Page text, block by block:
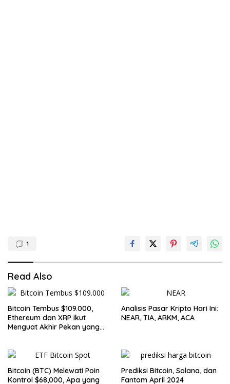
1
Read Also
Bitcoin Tembus $109.000,
Ethereum dan XRP Ikut
Menguat Akhir Pekan yang
Analisis Pasar Kripto Hari Ini:
NEAR, TIA, ARKM, ACA
Bitcoin (BTC) Melewati Poin
Kontrol $68,000, Apa yang
Prediksi Bitcoin, Solana, dan
Fantom April 2024